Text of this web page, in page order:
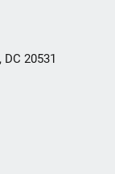
20531